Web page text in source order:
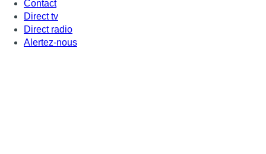
Contact
Direct tv
Direct radio
Alertez-nous